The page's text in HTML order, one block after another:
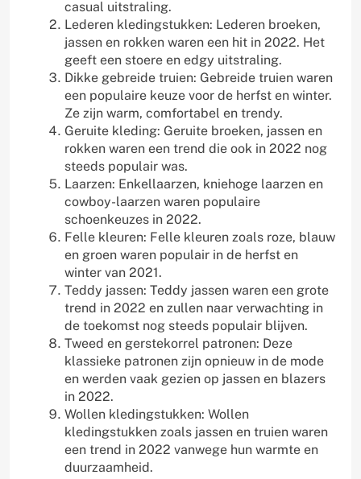
casual uitstraling.
Lederen kledingstukken: Lederen broeken,
jassen en rokken waren een hit in 2022. Het
geeft een stoere en edgy uitstraling.
Dikke gebreide truien: Gebreide truien waren
een populaire keuze voor de herfst en winter.
Ze zijn warm, comfortabel en trendy.
Geruite kleding: Geruite broeken, jassen en
rokken waren een trend die ook in 2022 nog
steeds populair was.
Laarzen: Enkellaarzen, kniehoge laarzen en
cowboy-laarzen waren populaire
schoenkeuzes in 2022.
Felle kleuren: Felle kleuren zoals roze, blauw
en groen waren populair in de herfst en
winter van 2021.
Teddy jassen: Teddy jassen waren een grote
trend in 2022 en zullen naar verwachting in
de toekomst nog steeds populair blijven.
Tweed en gerstekorrel patronen: Deze
klassieke patronen zijn opnieuw in de mode
en werden vaak gezien op jassen en blazers
in 2022.
Wollen kledingstukken: Wollen
kledingstukken zoals jassen en truien waren
een trend in 2022 vanwege hun warmte en
duurzaamheid.